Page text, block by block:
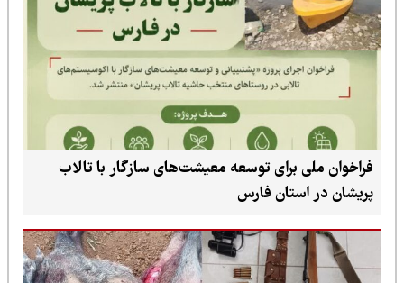
فراخوان ملی برای توسعه معیشت‌های سازگار با تالاب
پریشان در استان فارس